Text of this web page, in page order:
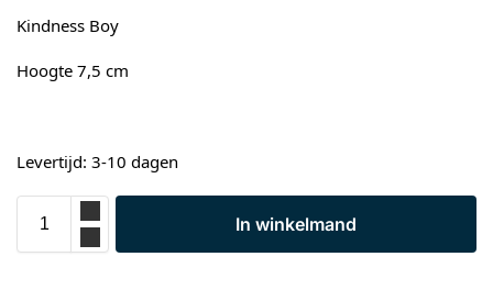
Kindness Boy
Hoogte 7,5 cm
Levertijd: 3-10 dagen
In winkelmand